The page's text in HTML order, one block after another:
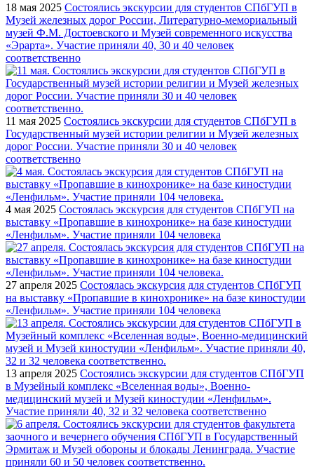
18 мая 2025 Состоялись экскурсии для студентов СПбГУП в
Музей железных дорог России, Литературно-мемориальный
музей Ф.М. Достоевского и Музей современного искусства
«Эрарта». Участие приняли 40, 30 и 40 человек
соответственно
11 мая 2025 Состоялись экскурсии для студентов СПбГУП в
Государственный музей истории религии и Музей железных
дорог России. Участие приняли 30 и 40 человек
соответственно
4 мая 2025 Состоялась экскурсия для студентов СПбГУП на
выставку «Пропавшие в кинохронике» на базе киностудии
«Ленфильм». Участие приняли 104 человека
27 апреля 2025 Состоялась экскурсия для студентов СПбГУП
на выставку «Пропавшие в кинохронике» на базе киностудии
«Ленфильм». Участие приняли 104 человека
13 апреля 2025 Состоялись экскурсии для студентов СПбГУП
в Музейный комплекс «Вселенная воды», Военно-
медицинский музей и Музей киностудии «Ленфильм».
Участие приняли 40, 32 и 32 человека соответственно